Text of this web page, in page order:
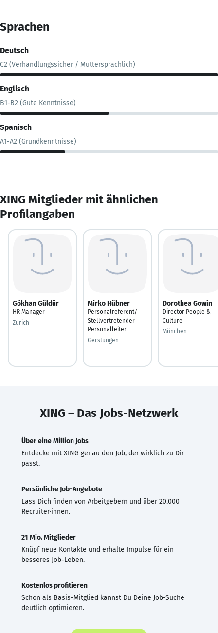
Sprachen
Deutsch
C2 (Verhandlungssicher / Muttersprachlich)
Englisch
B1-B2 (Gute Kenntnisse)
Spanisch
A1-A2 (Grundkenntnisse)
XING Mitglieder mit ähnlichen
Profilangaben
Gökhan Güldür
HR Manager
Zürich
Mirko Hübner
Personalreferent/
Stellvertretender
Personalleiter
Gerstungen
Dorothea Gowin
Director People &
Culture
München
XING – Das Jobs-Netzwerk
Über eine Million Jobs
Entdecke mit XING genau den Job, der wirklich zu Dir
passt.
Persönliche Job-Angebote
Lass Dich finden von Arbeitgebern und über 20.000
Recruiter·innen.
21 Mio. Mitglieder
Knüpf neue Kontakte und erhalte Impulse für ein
besseres Job-Leben.
Kostenlos profitieren
Schon als Basis-Mitglied kannst Du Deine Job-Suche
deutlich optimieren.